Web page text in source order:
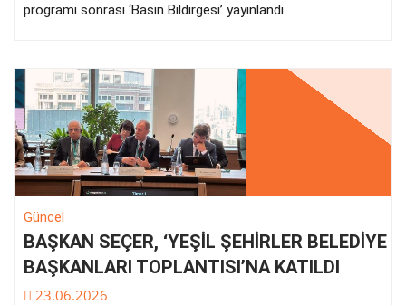
programı sonrası ‘Basın Bildirgesi’ yayınlandı.
Güncel
BAŞKAN SEÇER, ‘YEŞİL ŞEHİRLER BELEDİYE
BAŞKANLARI TOPLANTISI’NA KATILDI
23.06.2026